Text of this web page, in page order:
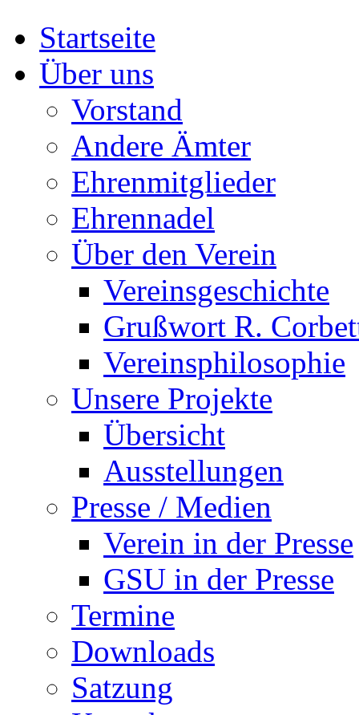
Startseite
Über uns
Vorstand
Andere Ämter
Ehrenmitglieder
Ehrennadel
Über den Verein
Vereinsgeschichte
Grußwort R.
Vereinsphilosophie
Unsere Projekte
Übersicht
Ausstellungen
Presse / Medien
Verein in der Presse
GSU in der Presse
Termine
Downloads
Satzung